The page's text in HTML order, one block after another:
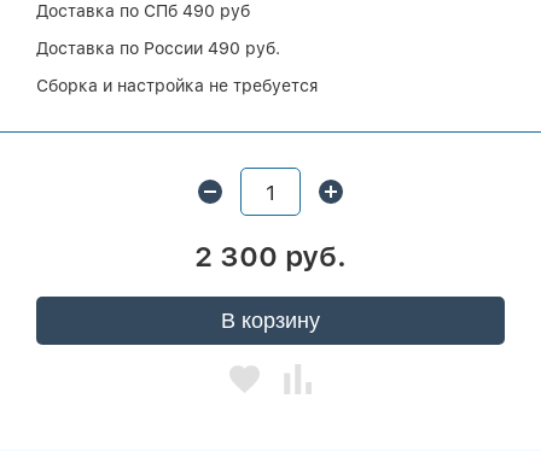
Доставка по СПб 490 руб
Доставка по России 490 руб.
Сборка и настройка не требуется
2 300 руб.
В корзину